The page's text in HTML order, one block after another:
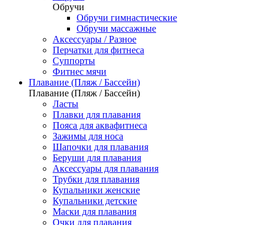
Обручи
Обручи гимнастические
Обручи массажные
Аксессуары / Разное
Перчатки для фитнеса
Суппорты
Фитнес мячи
Плавание (Пляж / Бассейн)
Плавание (Пляж / Бассейн)
Ласты
Плавки для плавания
Пояса для аквафитнеса
Зажимы для носа
Шапочки для плавания
Беруши для плавания
Аксессуары для плавания
Трубки для плавания
Купальники женские
Купальники детские
Маски для плавания
Очки для плавания